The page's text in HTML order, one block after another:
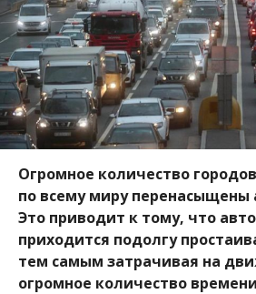
Огромное количество
по всему миру
Это приводит к тому, что
приходится подолгу
тем самым затрачивая на
огромное количество